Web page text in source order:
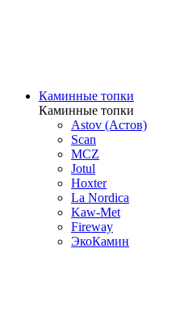
Каминные топки
Каминные топки
Astov (Астов)
Scan
MCZ
Jotul
Hoxter
La Nordica
Kaw-Met
Fireway
ЭкоКамин